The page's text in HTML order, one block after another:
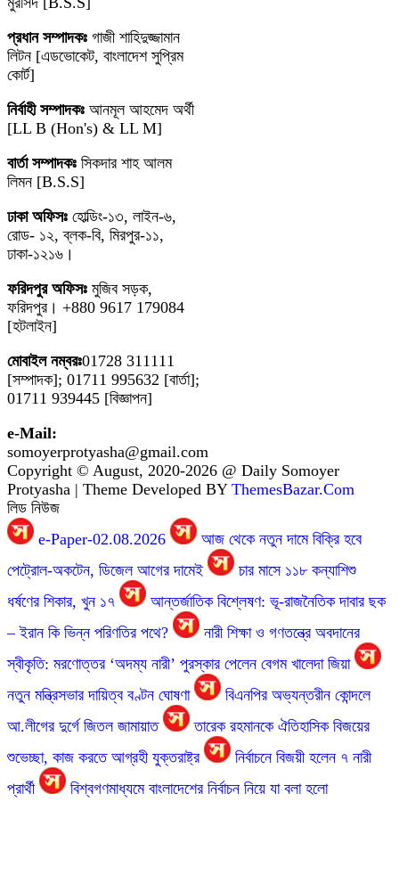
প্রধান সম্পাদকঃ গাজী শাহিদুজ্জামান
লিটন [এডভোকেট, বাংলাদেশ সুপ্রিম
কোর্ট]
নির্বাহী সম্পাদকঃ আনমূল আহমেদ অর্থী
[LL B (Hon's) & LL M]
বার্তা সম্পাদকঃ সিকদার শাহ আলম
লিমন [B.S.S]
ঢাকা অফিসঃ হোল্ডিং-১৩, লাইন-৬,
রোড- ১২, ব্লক-বি, মিরপুর-১১,
ঢাকা-১২১৬।
ফরিদপুর অফিসঃ মুজিব সড়ক,
ফরিদপুর। +880 9617 179084
[হটলাইন]
মোবাইল নম্বরঃ01728 311111
[সম্পাদক]; 01711 995632 [বার্তা];
01711 939445 [বিজ্ঞাপন]
e-Mail:
somoyerprotyasha@gmail.com
Copyright © August, 2020-2026 @ Daily Somoyer
Protyasha | Theme Developed BY ThemesBazar.Com
লিড নিউজ
e-Paper-02.08.2026
আজ থেকে নতুন দামে বিক্রি হবে
পেট্রোল-অকটেন, ডিজেল আগের দামেই
চার মাসে ১১৮ কন্যাশিশু
ধর্ষণের শিকার, খুন ১৭
আন্তর্জাতিক বিশ্লেষণ: ভূ-রাজনৈতিক দাবার ছক
– ইরান কি ভিন্ন পরিণতির পথে?
নারী শিক্ষা ও গণতন্ত্রে অবদানের
স্বীকৃতি: মরণোত্তর ‘অদম্য নারী’ পুরস্কার পেলেন বেগম খালেদা জিয়া
নতুন মন্ত্রিসভার দায়িত্ব বণ্টন ঘোষণা
বিএনপির অভ্যন্তরীন কোন্দলে
আ.লীগের দুর্গে জিতল জামায়াত
তারেক রহমানকে ঐতিহাসিক বিজয়ের
শুভেচ্ছা, কাজ করতে আগ্রহী যুক্তরাষ্ট্র
নির্বাচনে বিজয়ী হলেন ৭ নারী
প্রার্থী
বিশ্বগণমাধ্যমে বাংলাদেশের নির্বাচন নিয়ে যা বলা হলো